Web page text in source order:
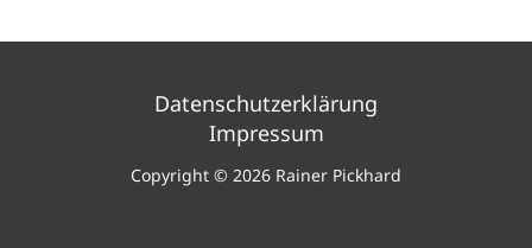
Datenschutzerklärung
Impressum
Copyright © 2026 Rainer Pickhard